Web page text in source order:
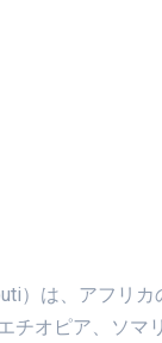
）は、アフリ
チオピア、ソマ